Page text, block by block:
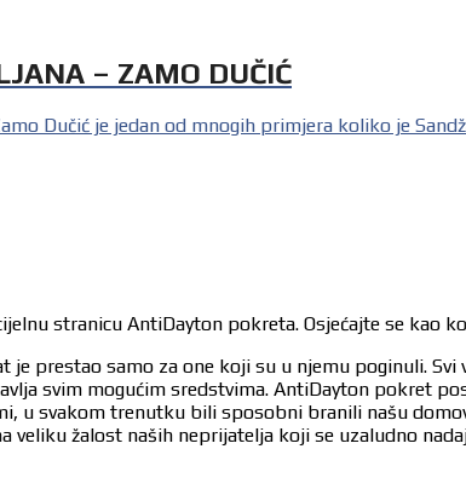
– ZAMO DUČIĆ
Dučić je jedan od mnogih primjera koliko je
stranicu AntiDayton pokreta. Osjećajte se kao
prestao samo za one koji su u njemu poginuli.
svim mogućim sredstvima. AntiDayton pokret
u svakom trenutku bili sposobni branili našu
žalost naših neprijatelja koji se uzaludno